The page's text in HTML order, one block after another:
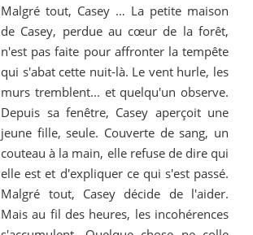
Malgré tout, Casey … La petite maison
de Casey, perdue au cœur de la forêt,
n'est pas faite pour affronter la tempête
qui s'abat cette nuit-là. Le vent hurle, les
murs tremblent... et quelqu'un observe.
Depuis sa fenêtre, Casey aperçoit une
jeune fille, seule. Couverte de sang, un
couteau à la main, elle refuse de dire qui
elle est et d'expliquer ce qui s'est passé.
Malgré tout, Casey décide de l'aider.
Mais au fil des heures, les incohérences